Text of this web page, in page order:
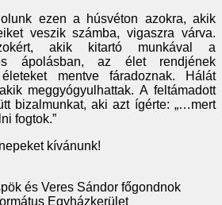
ezen a húsvéton azokra, akik
veszik számba, vigaszra várva.
akik kitartó munkával a
ápolásban, az élet rendjének
életeket mentve fáradoznak. Hálát
meggyógyulhattak. A feltámadott
bizalmunkat, aki azt ígérte: „…mert
fogtok.”
kívánunk!
és Veres Sándor főgondnok
Egyházkerület